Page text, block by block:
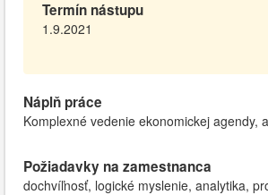
Termín nástupu
1.9.2021
Náplň práce
Komplexné vedenie ekonomickej agendy,
Požiadavky na zamestnanca
dochvíľnosť, logické myslenie, analytika,